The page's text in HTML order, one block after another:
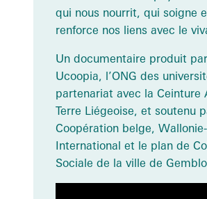
qui nous nourrit, qui soigne
renforce nos liens avec le
Un documentaire produit par
Ucoopia, l’ONG des
partenariat avec la Ceinture
Terre Liégeoise, et soutenu
Coopération belge,
International et le plan de
Sociale de la ville de